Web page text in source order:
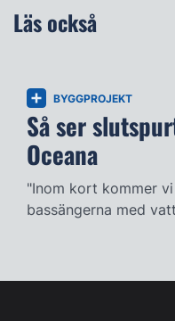
Läs också
BYGGPROJEKT
Så ser
Oceana
"Inom kort kommer
bassängerna med